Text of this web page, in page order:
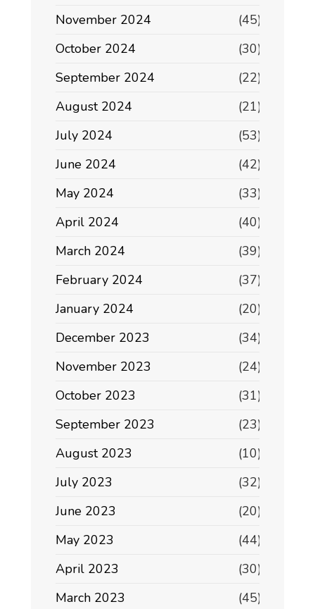
November 2024
(45)
October 2024
(30)
September 2024
(22)
August 2024
(21)
July 2024
(53)
June 2024
(42)
May 2024
(33)
April 2024
(40)
March 2024
(39)
February 2024
(37)
January 2024
(20)
December 2023
(34)
November 2023
(24)
October 2023
(31)
September 2023
(23)
August 2023
(10)
July 2023
(32)
June 2023
(20)
May 2023
(44)
April 2023
(30)
March 2023
(45)